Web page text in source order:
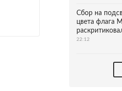
Сбор на
цвета флага
22:12